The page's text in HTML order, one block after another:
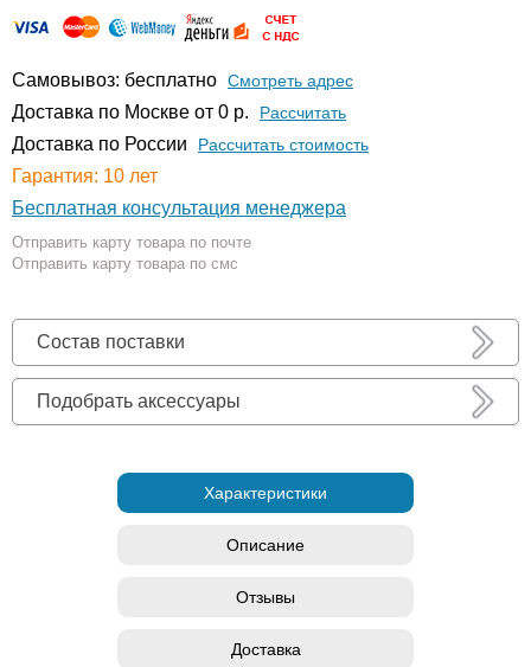
Самовывоз: бесплатно Смотреть адрес
Доставка по Москве от 0 р. Расcчитать
Доставка по России Рассчитать стоимость
Гарантия: 10 лет
Бесплатная консультация менеджера
Отправить карту товара по почте
Отправить карту товара по смс
Состав поставки
Подобрать аксессуары
Характеристики
Описание
Отзывы
Доставка